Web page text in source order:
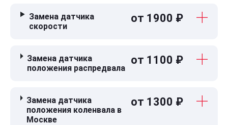
Замена датчика
скорости
от 1900 ₽
Замена датчика
положения распредвала
от 1100 ₽
Замена датчика
положения коленвала в
Москве
от 1300 ₽